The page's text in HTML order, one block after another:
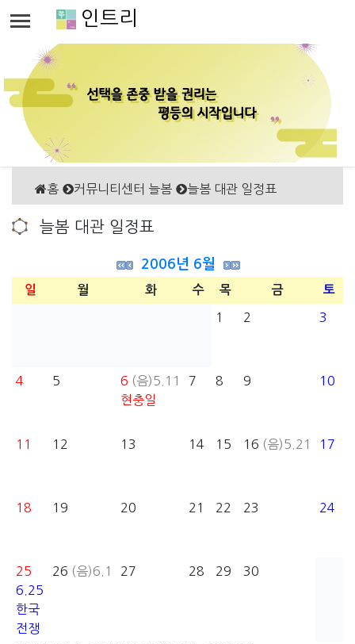
인트리
홈 커뮤니티센터 늘봄 늘봄 대관 일정표
늘봄 대관 일정표
2006년 6월
일 월 화 수 목 금 토
1 2 3
4 5 6 (음)5.11
현충일
7 8 9 10
11 12 13 14 15 16 (음)5.21 17
18 19 20 21 22 23 24
25
6.25
한국
전쟁
26 (음)6.1 27 28 29 30